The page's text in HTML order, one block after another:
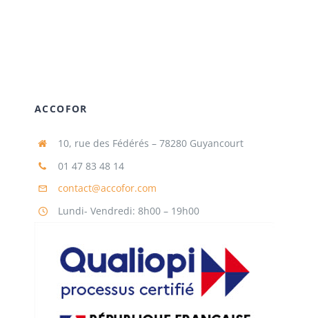
ACCOFOR
10, rue des Fédérés – 78280 Guyancourt
01 47 83 48 14
contact@accofor.com
Lundi- Vendredi: 8h00 – 19h00